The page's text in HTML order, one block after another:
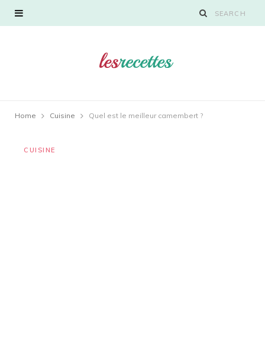
Home Cuisine Quel est le meilleur camembert ?
CUISINE